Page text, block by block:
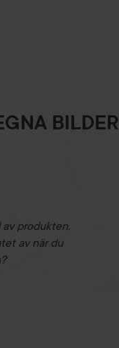
BILDER
produkten.
av när du